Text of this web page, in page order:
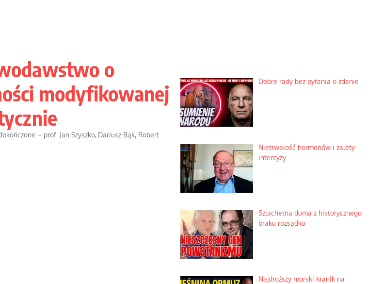
o
modyfikowanej
– prof. Jan Szyszko, Dariusz Bąk, Robert
Dobre rady bez pytania o zdanie
Nietrwałość hormonów i zalety
intercyzy
Szlachetna duma z historycznego
braku rozsądku
Najdroższy morski kranik na